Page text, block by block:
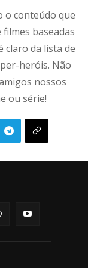
o conteúdo que
baseadas
claro da lista de
heróis. Não
nossos
ou série!